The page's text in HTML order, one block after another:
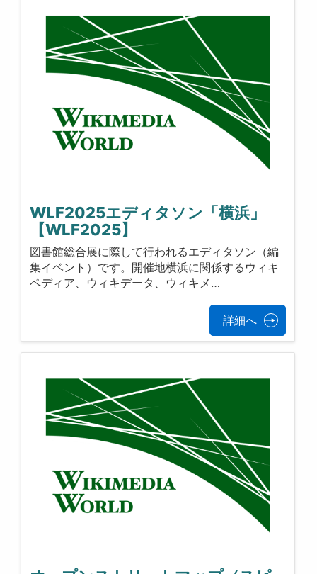
WLF2025エディタソン「横浜」
【WLF2025】
図書館総合展に際して行われるエディタソン（編
集イベント）です。開催地横浜に関係するウィキ
ペディア、ウィキデータ、ウィキメ…
詳細へ